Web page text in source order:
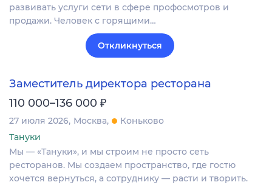
развивать услуги сети в сфере профосмотров и
продажи. Человек с горящими…
Откликнуться
Заместитель директора ресторана
110 000–136 000 ₽
27 июля 2026 Москва
Коньково
Тануки
Мы — «Тануки», и мы строим не просто сеть
ресторанов. Мы создаем пространство, где гостю
хочется вернуться, а сотруднику — расти и творить.